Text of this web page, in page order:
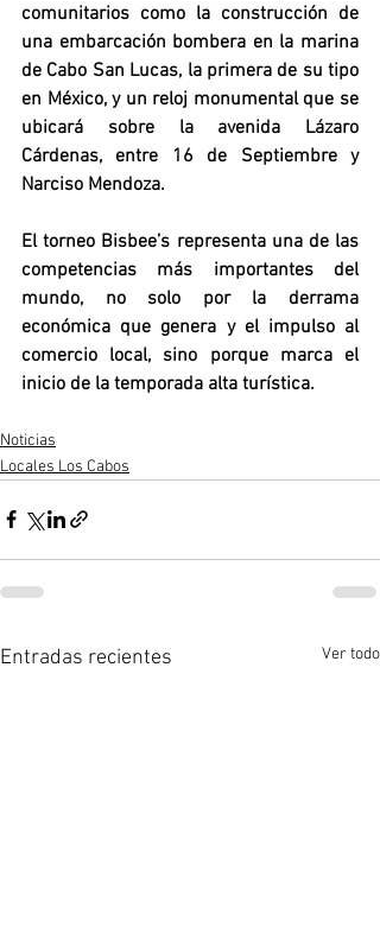
comunitarios como la construcción de
una embarcación bombera en la marina
de Cabo San Lucas, la primera de su tipo
en México, y un reloj monumental que se
ubicará sobre la avenida Lázaro
Cárdenas, entre 16 de Septiembre y
Narciso Mendoza.
El torneo Bisbee’s representa una de las
competencias más importantes del
mundo, no solo por la derrama
económica que genera y el impulso al
comercio local, sino porque marca el
inicio de la temporada alta turística.
Noticias
Locales Los Cabos
Entradas recientes Ver todo